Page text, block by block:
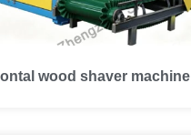
wood shaver machine